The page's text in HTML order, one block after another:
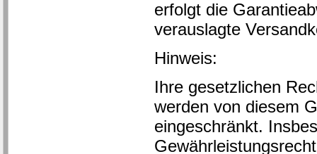
erfolgt die
verauslagte
Hinweis:
Ihre gesetzlichen
werden von diesem
eingeschränkt.